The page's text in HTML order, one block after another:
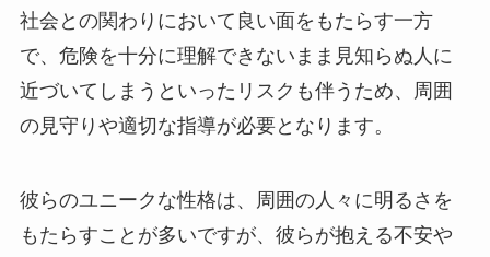
社会との関わりにおいて良い面をもたらす一方
で、危険を十分に理解できないまま見知らぬ人に
近づいてしまうといったリスクも伴うため、周囲
の見守りや適切な指導が必要となります。
彼らのユニークな性格は、周囲の人々に明るさを
もたらすことが多いですが、彼らが抱える不安や